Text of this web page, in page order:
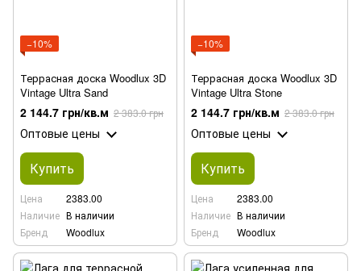
−10%
Террасная доска Woodlux 3D
Vintage Ultra Sand
2 144.7 грн/кв.м 2 383.0 грн
Оптовые цены
Купить
Цена
2383.00
Наличие В наличии
Бренд
Woodlux
−10%
Террасная доска Woodlux 3D
Vintage Ultra Stone
2 144.7 грн/кв.м 2 383.0 грн
Оптовые цены
Купить
Цена
2383.00
Наличие В наличии
Бренд
Woodlux